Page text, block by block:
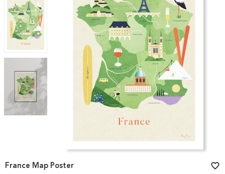
1
France Map Poster favorite_border